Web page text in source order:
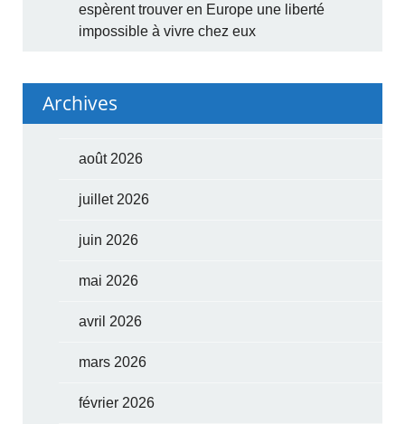
espèrent trouver en Europe une liberté
impossible à vivre chez eux
Archives
août 2026
juillet 2026
juin 2026
mai 2026
avril 2026
mars 2026
février 2026